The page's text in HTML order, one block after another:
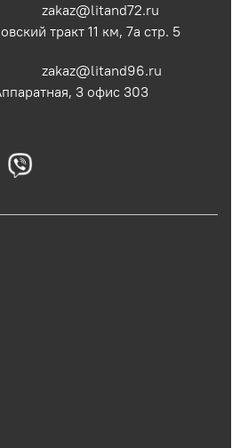
zakaz@litand72.ru
тракт 11 км, 7а стр. 5
zakaz@litand96.ru
3​ офис 303